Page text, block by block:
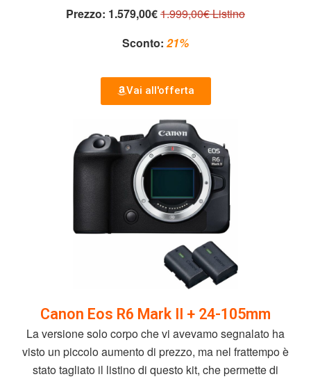
Prezzo: 1.579,00€1.999,00€ Listino
Sconto: 21%
Vai all'offerta
Canon Eos R6 Mark II + 24-105mm
La versione solo corpo che vi avevamo segnalato ha
visto un piccolo aumento di prezzo, ma nel frattempo è
stato tagliato il listino di questo kit, che permette di